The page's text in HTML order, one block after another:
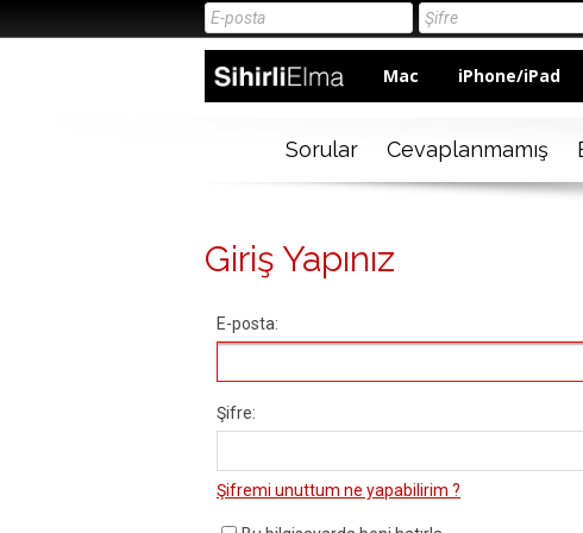
Mac iPhone/iPad
Sorular Cevaplanmamış
Giriş Yapınız
E-posta:
Şifre:
Şifremi unuttum ne yapabilirim ?